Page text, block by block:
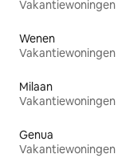
Vakantiewoningen
Wenen
Vakantiewoningen
Milaan
Vakantiewoningen
Genua
Vakantiewoningen